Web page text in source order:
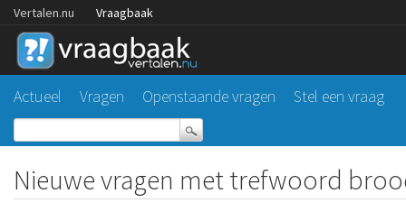
Vertalen.nu Vraagbaak
Actueel Vragen Openstaande vragen Stel een vraag
Nieuwe vragen met trefwoord